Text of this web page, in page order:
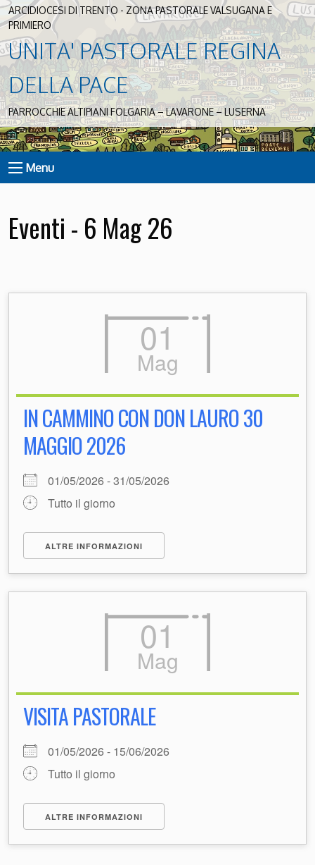
ARCIDIOCESI DI TRENTO - ZONA PASTORALE VALSUGANA E
PRIMIERO
UNITA' PASTORALE REGINA
DELLA PACE
PARROCCHIE ALTIPIANI FOLGARIA – LAVARONE – LUSERNA
Menu
Eventi - 6 Mag 26
01
Mag
IN CAMMINO CON DON LAURO 30
MAGGIO 2026
01/05/2026 - 31/05/2026
Tutto il giorno
ALTRE INFORMAZIONI
01
Mag
VISITA PASTORALE
01/05/2026 - 15/06/2026
Tutto il giorno
ALTRE INFORMAZIONI